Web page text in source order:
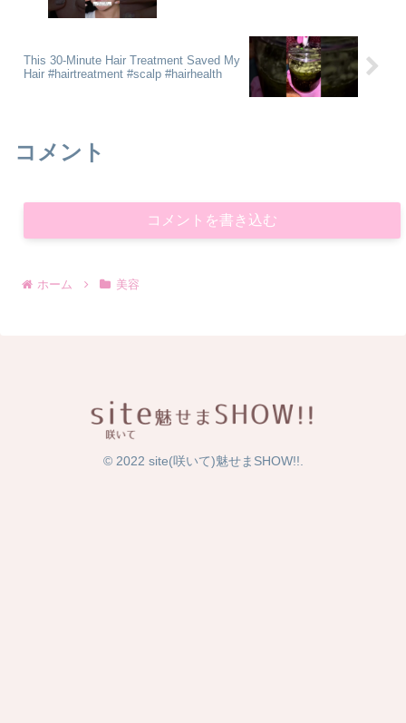
This 30-Minute Hair Treatment Saved My
Hair #hairtreatment #scalp #hairhealth
コメント
コメントを書き込む
ホーム 美容
© 2022 site(咲いて)魅せまSHOW!!.